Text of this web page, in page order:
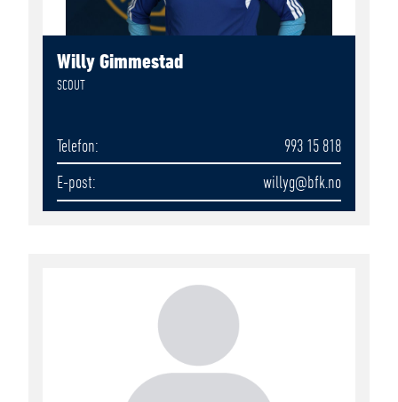
Willy Gimmestad
SCOUT
Telefon
993 15 818
E-post
willyg@bfk.no